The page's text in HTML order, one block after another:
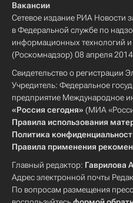
Вакансии
Сетевое издание РИА Новости
в Федеральной службе по
информационных технологий
(Роскомнадзор) 08 апреля 2014
Свидетельство о
Учредитель: Федеральное
предприятие Международное
«Россия сегодня» (МИА
Правила использования
Политика
Правила применения
Главный редактор: Гаврилова
Адрес электронной почты
По вопросам размещения